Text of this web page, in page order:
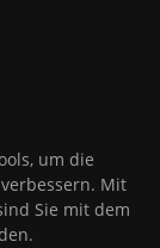
um die
Mit
Sie mit dem